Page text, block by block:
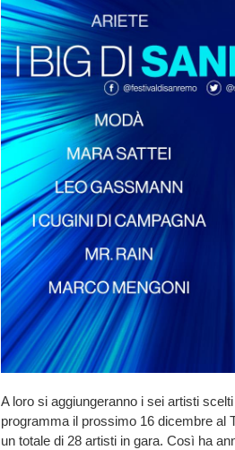
A loro si aggiungeranno i sei artisti
programma il prossimo 16 dicembre al
un totale di 28 artisti in gara. Così ha